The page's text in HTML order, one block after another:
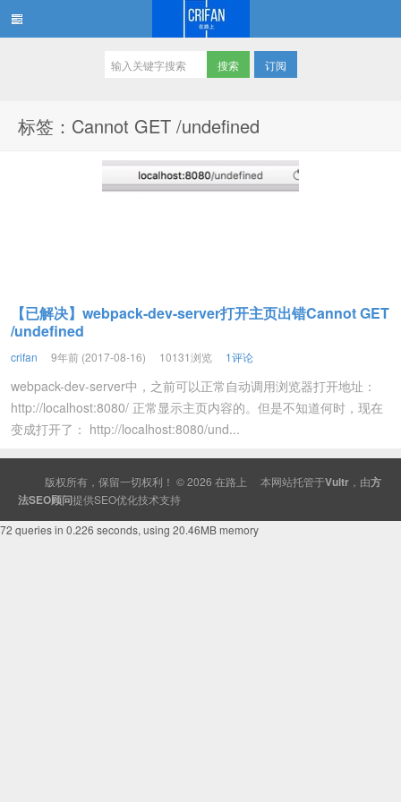
订阅
标签：Cannot GET /undefined
【已解决】webpack-dev-server打开主页出错Cannot GET
/undefined
crifan 9年前 (2017-08-16) 10131浏览 1评论
webpack-dev-server中，之前可以正常自动调用浏览器打开地址：
http://localhost:8080/ 正常显示主页内容的。但是不知道何时，现在
变成打开了： http://localhost:8080/und...
版权所有，保留一切权利！ © 2026 在路上 本网站托管于Vultr ，由方
法SEO顾问提供SEO优化技术支持
72 queries in 0.226 seconds, using 20.46MB memory